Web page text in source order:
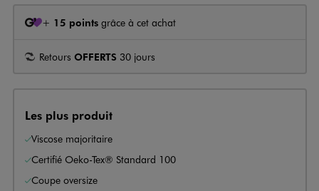
+ 15 points grâce à cet achat
Retours OFFERTS 30 jours
Les plus produit
Viscose majoritaire
Certifié Oeko-Tex® Standard 100
Coupe oversize